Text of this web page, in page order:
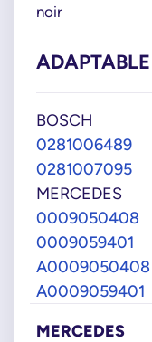
noir
BOSCH
0281006489
0281007095
MERCEDES
0009050408
0009059401
A0009050408
A0009059401
MERCEDES